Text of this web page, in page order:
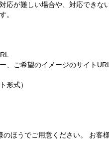
応が難しい場合や、対応できな
。
ご希望のイメージのサイト
形式）
ほうでご用意ください。 お客